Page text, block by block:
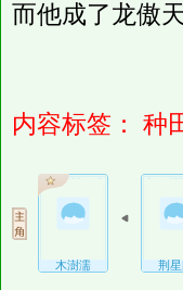
而他成了龙傲
内容标签： 种
木澍濡 荆星